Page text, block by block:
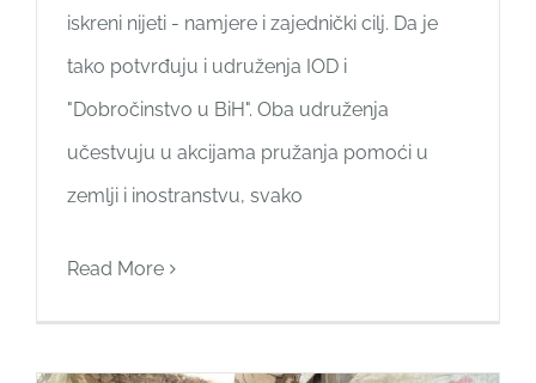
iskreni nijeti - namjere i zajednički cilj. Da je
tako potvrđuju i udruženja IOD i
"Dobročinstvo u BiH". Oba udruženja
učestvuju u akcijama pružanja pomoći u
zemlji i inostranstvu, svako
Read More